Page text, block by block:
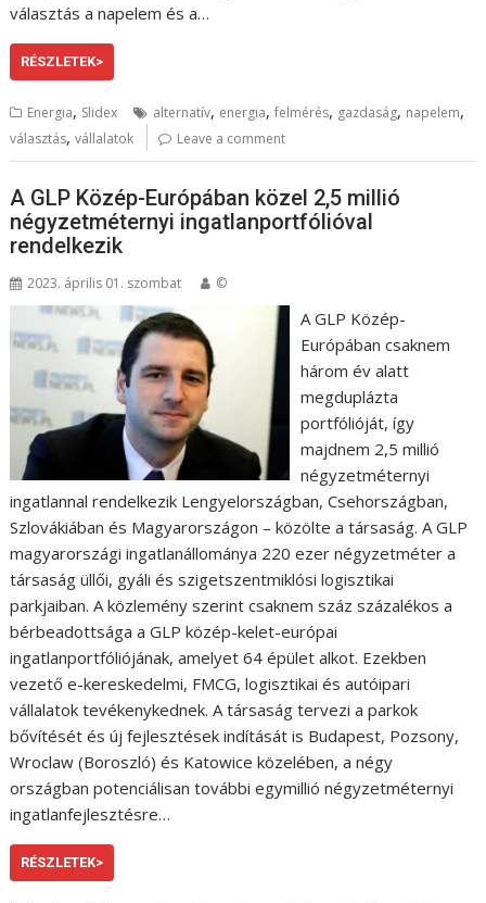
választás a napelem és a…
RÉSZLETEK>
Energia, Slidex alternatív, energia,felmérés, gazdaság, napelem,
választás,vállalatok Leave a comment
A GLP Közép-Európában közel 2,5 millió
négyzetméternyi ingatlanportfólióval
rendelkezik
2023. április 01. szombat ©
A GLP Közép-
Európában csaknem
három év alatt
megduplázta
portfólióját, így
majdnem 2,5 millió
négyzetméternyi
ingatlannal rendelkezik Lengyelországban, Csehországban,
Szlovákiában és Magyarországon – közölte a társaság. A GLP
magyarországi ingatlanállománya 220 ezer négyzetméter a
társaság üllői, gyáli és szigetszentmiklósi logisztikai
parkjaiban. A közlemény szerint csaknem száz százalékos a
bérbeadottsága a GLP közép-kelet-európai
ingatlanportfóliójának, amelyet 64 épület alkot. Ezekben
vezető e-kereskedelmi, FMCG, logisztikai és autóipari
vállalatok tevékenykednek. A társaság tervezi a parkok
bővítését és új fejlesztések indítását is Budapest, Pozsony,
Wroclaw (Boroszló) és Katowice közelében, a négy
országban potenciálisan további egymillió négyzetméternyi
ingatlanfejlesztésre…
RÉSZLETEK>